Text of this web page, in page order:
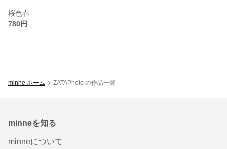
桜色春
780円
minne ホーム ZATAPhoto の作品一覧
minneを知る
minneについて